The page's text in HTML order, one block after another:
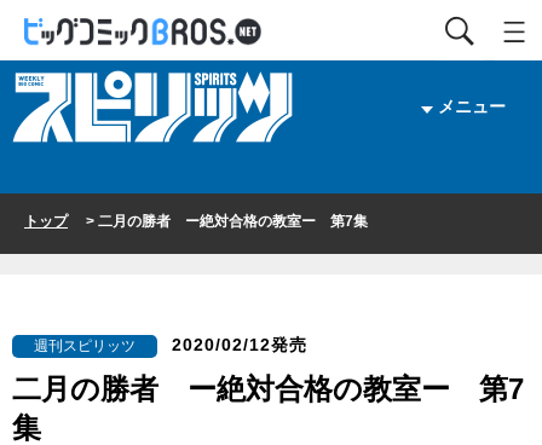
メニュー
トップ> 二月の勝者 ー絶対合格の教室ー 第7集
週刊スピリッツ 2020/02/12発売
二月の勝者 ー絶対合格の教室ー 第7
集